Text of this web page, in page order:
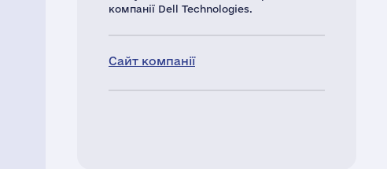
компанії Dell Technologies.
Сайт компанії